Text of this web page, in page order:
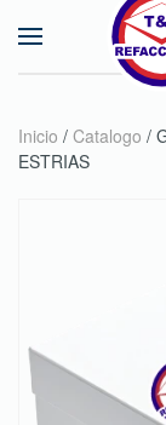
Skip to
Inicio / Catalogo /
ESTRIAS